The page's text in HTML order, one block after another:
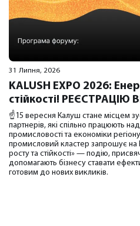
31 Липня, 2026
KALUSH EXPO 2026:
стійкості! РЕЄСТРАЦІЮ
☝️15 вересня Калуш стане місцем
партнерів, які спільно працюють
промисловості та економіки
промисловий кластер запрошує на
росту та стійкості» — подію,
допомагають бізнесу ставати
готовим до нових викликів.